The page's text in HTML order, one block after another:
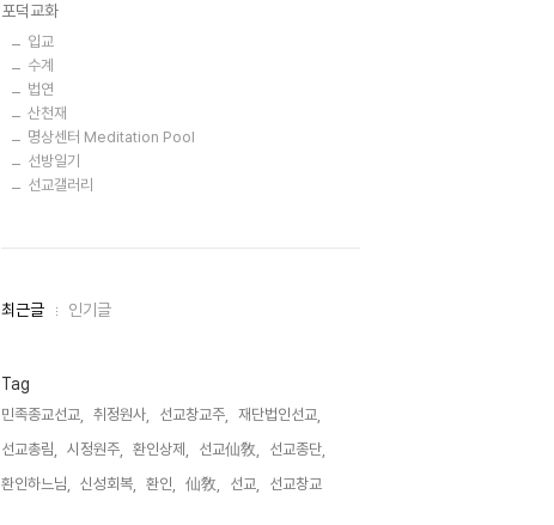
포덕교화
입교
수계
법연
산천재
명상센터 Meditation Pool
선방일기
선교갤러리
최
인
글
최근글 인기글
Tag
민족종교선교, 취정원사, 선교창교주,
재단법인선교,
선교총림,
시정원주, 환인상제, 선교仙敎,
선교종단,
환인하느님,
신성회복, 환인, 仙敎, 선교, 선교창교,